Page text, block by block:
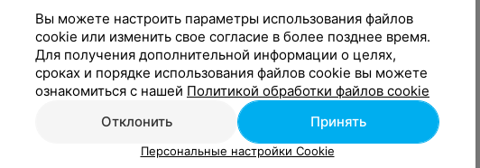
Вы можете настроить параметры использования файлов
cookie или изменить свое согласие в более позднее время.
Для получения дополнительной информации о целях,
сроках и порядке использования файлов cookie вы можете
ознакомиться с нашей Политикой обработки файлов cookie
Отклонить
Принять
Персональные настройки Cookie